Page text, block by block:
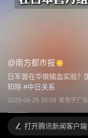
@南方都市报
日军曾在华做输血实验？
知晓 #中日关系
2026-06-25 20:09 发布于广东
打开腾讯新闻客户